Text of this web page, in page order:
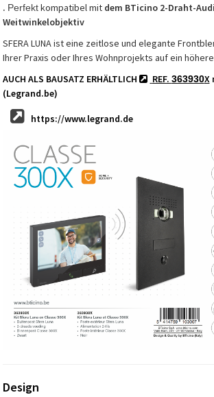
. Perfektkompatibel mit dem BTicino 2-Draht-
Weitwinkelobjektiv
SFERA LUNA ist eine zeitlose und elegante
Ihrer Praxis oder Ihres Wohnprojekts auf ein
AUCH ALS BAUSATZ ERHÄLTLICH
REF. 363930X
(Legrand.be)
https://www.legrand.de
Design